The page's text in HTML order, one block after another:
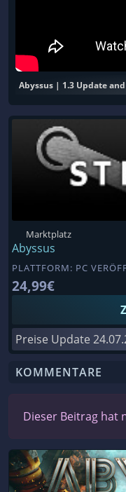
Abyssus | 1.3 Update
Marktplatz
Abyssus
PLATTFORM: PC
24,99€
Preise Update
KOMMENTARE
Dieser Beitrag hat